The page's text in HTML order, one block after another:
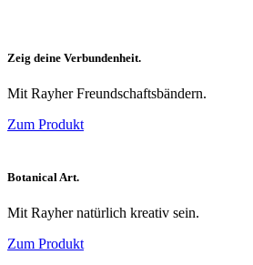
Zeig deine Verbundenheit.
Mit Rayher Freundschaftsbändern.
Zum Produkt
Botanical Art.
Mit Rayher natürlich kreativ sein.
Zum Produkt